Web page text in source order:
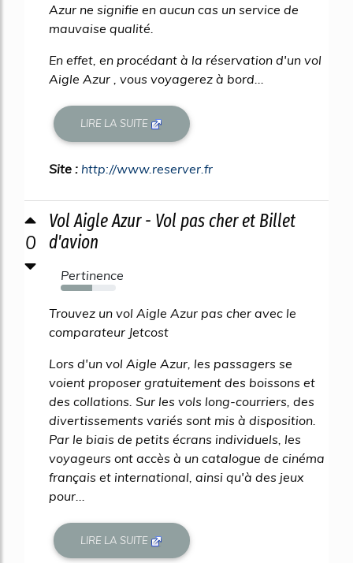
Azur ne signifie en aucun cas un service de
mauvaise qualité.
En effet, en procédant à la réservation d'un vol
Aigle Azur , vous voyagerez à bord...
LIRE LA SUITE
Site : http://www.reserver.fr
0
Vol Aigle Azur - Vol pas cher et Billet
d'avion
Pertinence
57%
Trouvez un vol Aigle Azur pas cher avec le
comparateur Jetcost
Lors d'un vol Aigle Azur, les passagers se
voient proposer gratuitement des boissons et
des collations. Sur les vols long-courriers, des
divertissements variés sont mis à disposition.
Par le biais de petits écrans individuels, les
voyageurs ont accès à un catalogue de cinéma
français et international, ainsi qu'à des jeux
pour...
LIRE LA SUITE